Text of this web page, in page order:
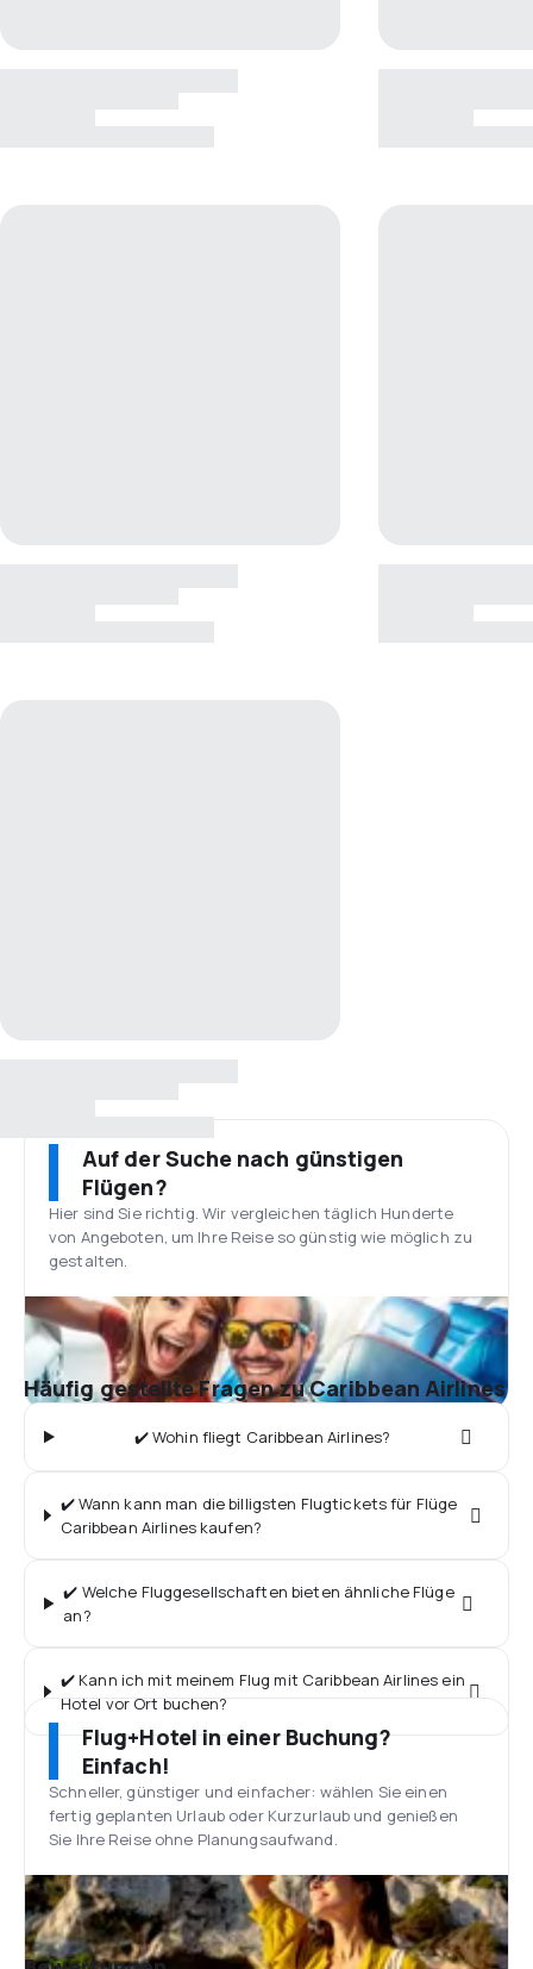
Auf der Suche nach günstigen
Flügen?
Hier sind Sie richtig. Wir vergleichen täglich Hunderte
von Angeboten, um Ihre Reise so günstig wie möglich zu
gestalten.
Häufig gestellte Fragen zu Caribbean Airlines
✔️ Wohin fliegt Caribbean Airlines?
✔️ Wann kann man die billigsten Flugtickets für Flüge
Caribbean Airlines kaufen?
✔️ Welche Fluggesellschaften bieten ähnliche Flüge
an?
✔️ Kann ich mit meinem Flug mit Caribbean Airlines ein
Hotel vor Ort buchen?
Flug+Hotel in einer Buchung?
Einfach!
Schneller, günstiger und einfacher: wählen Sie einen
fertig geplanten Urlaub oder Kurzurlaub und genießen
Sie Ihre Reise ohne Planungsaufwand.